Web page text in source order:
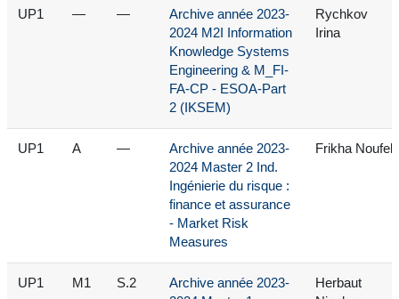
UP1 — —
Archive année 2023-
2024 M2I Information
Knowledge Systems
Engineering & M_FI-
FA-CP - ESOA-Part
2 (IKSEM)
Rychkov
Irina
UP1 A —
Archive année 2023-
2024 Master 2 Ind.
Ingénierie du risque :
finance et assurance
- Market Risk
Measures
Frikha Noufel
UP1 M1 S.2
Archive année 2023-
Herbaut